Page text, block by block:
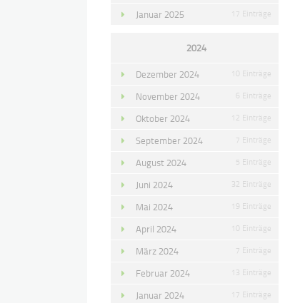
Januar 2025 17 Einträge
2024
Dezember 2024 10 Einträge
November 2024 6 Einträge
Oktober 2024 12 Einträge
September 2024 7 Einträge
August 2024 5 Einträge
Juni 2024 32 Einträge
Mai 2024 19 Einträge
April 2024 10 Einträge
März 2024 7 Einträge
Februar 2024 13 Einträge
Januar 2024 17 Einträge